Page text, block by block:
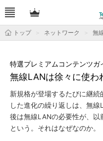
トップ ネットワーク 無
無線LANは徐々に使わ
特選プレミアムコンテンツガ
新規格が登場するたびに継
した進化の繰り返しは、無
後は無線LANの必要性が、以
という。それはなぜなのか。